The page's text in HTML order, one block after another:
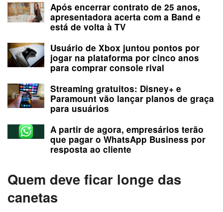
Após encerrar contrato de 25 anos,
apresentadora acerta com a Band e
está de volta à TV
Usuário de Xbox juntou pontos por
jogar na plataforma por cinco anos
para comprar console rival
Streaming gratuitos: Disney+ e
Paramount vão lançar planos de graça
para usuários
A partir de agora, empresários terão
que pagar o WhatsApp Business por
resposta ao cliente
Quem deve ficar longe das
canetas